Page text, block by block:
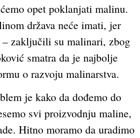
opet poklanjati malinu.
država neće imati, jer
zaključili su malinari, zbog
smatra da je najbolje
o razvoju malinarstva.
je kako da dođemo do
svi proizvodnju maline,
Hitno moramo da uradimo